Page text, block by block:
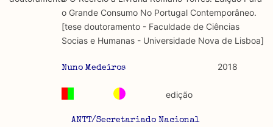
académicos.
Limitações
produzidos até 2022, contudo não foi possível ter acesso
discurso e uso da liberdade de expressão. Trata-se de
uma censura que é omnipresente, dado que é
constitutiva do próprio acto de fala.
abordagens.
Tipo investigação realizada
o Grande Consumo No Portugal Contemporâneo.
[tese doutoramento - Faculdade de Ciências
Socias e Humanas - Universidade Nova de Lisboa]
Nuno Medeiros 2018
ANTT/Secretariado Nacional
edição